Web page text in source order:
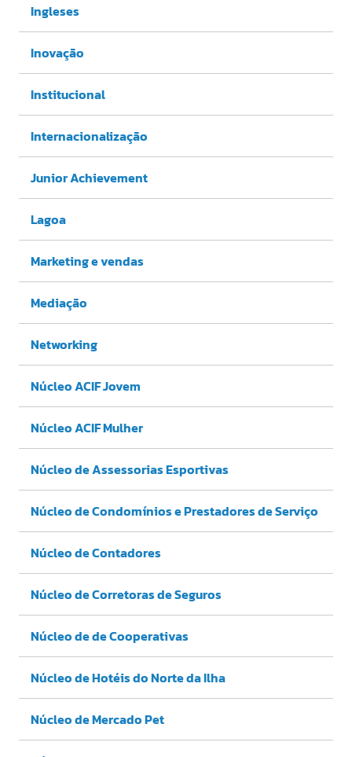
Ingleses
Inovação
Institucional
Internacionalização
Junior Achievement
Lagoa
Marketing e vendas
Mediação
Networking
Núcleo ACIF Jovem
Núcleo ACIF Mulher
Núcleo de Assessorias Esportivas
Núcleo de Condomínios e Prestadores de Serviço
Núcleo de Contadores
Núcleo de Corretoras de Seguros
Núcleo de de Cooperativas
Núcleo de Hotéis do Norte da Ilha
Núcleo de Mercado Pet